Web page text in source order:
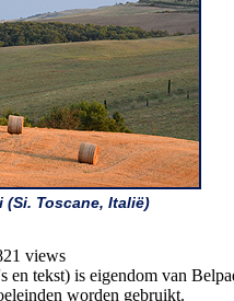
Toscane, Italië)
views
tekst) is eigendom van
worden gebruikt.